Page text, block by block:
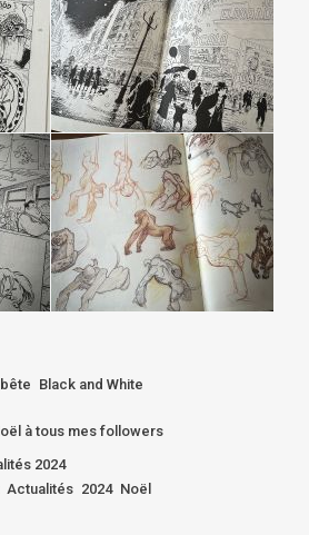
Black and White
à tous mes followers
2024
Actualités 2024 Noël